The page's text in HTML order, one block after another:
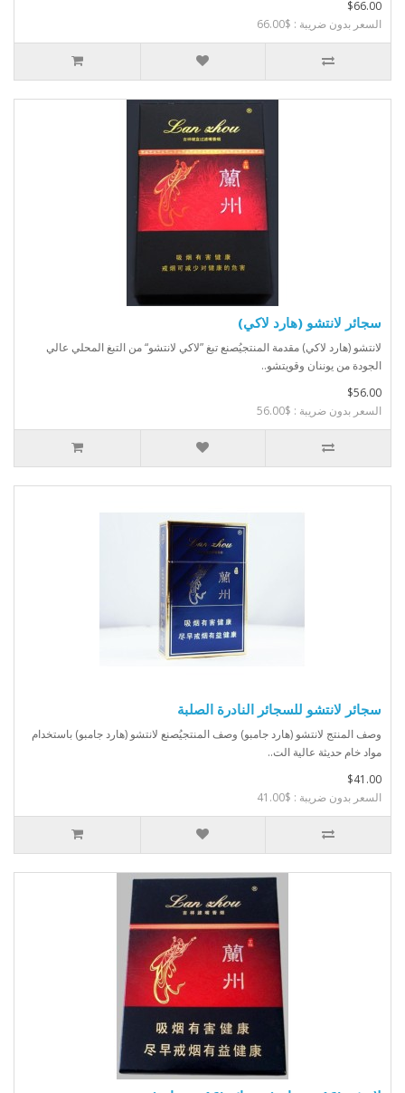
$66.00
السعر بدون ضريبة : $66.00
سجائر لانتشو (هارد لاكي)
لانتشو (هارد لاكي) مقدمة المنتجيُصنع تبغ ”لاكي لانتشو“ من التبغ المحلي عالي
الجودة من يوننان وقويتشو..
$56.00
السعر بدون ضريبة : $56.00
سجائر لانتشو للسجائر النادرة الصلبة
وصف المنتج لانتشو (هارد جامبو) وصف المنتجيُصنع لانتشو (هارد جامبو) باستخدام
مواد خام حديثة عالية الت..
$41.00
السعر بدون ضريبة : $41.00